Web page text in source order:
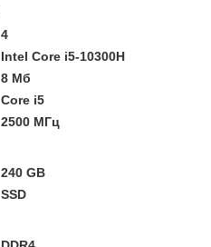
4
Intel Core i5-10300H
8 Мб
Core i5
2500 МГц
240 GB
SSD